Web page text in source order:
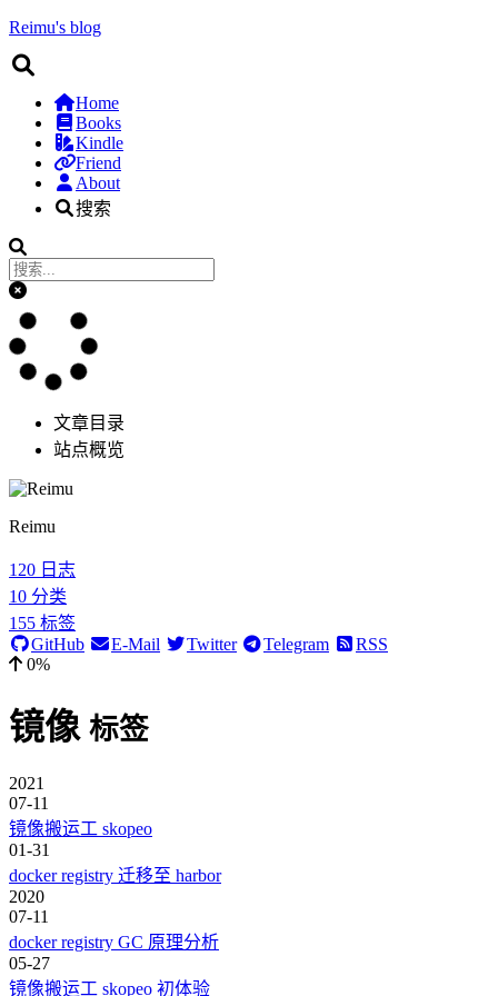
Reimu's blog
Home
Books
Kindle
Friend
About
搜索
文章目录
站点概览
Reimu
120 日志
10 分类
155 标签
GitHub
E-Mail Twitter Telegram
RSS
0%
镜像 标签
2021
07-11
镜像搬运工 skopeo
01-31
docker registry 迁移至 harbor
2020
07-11
docker registry GC 原理分析
05-27
镜像搬运工 skopeo 初体验